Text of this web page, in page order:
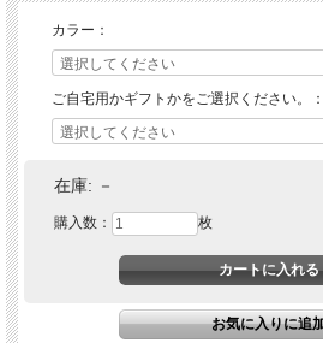
カラー：
ご自宅用かギフトかをご選択ください。：
在庫: －
購入数： 枚